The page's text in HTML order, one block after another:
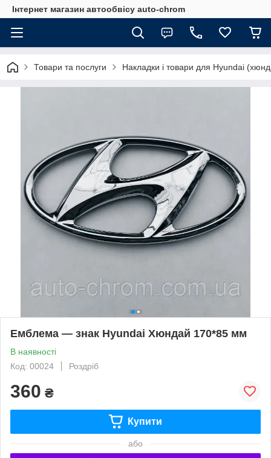
Інтернет магазин автообвісу auto-chrom
Товари та послуги Накладки і товари для Hyundai
Емблема — знак Hyundai Хюндай 170*85 мм
В наявності
Код: 00024
Роздріб
360 ₴
Купити
або